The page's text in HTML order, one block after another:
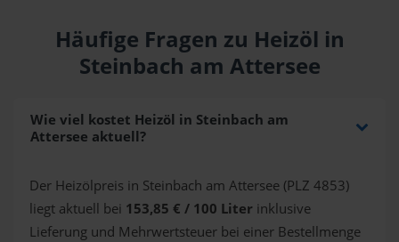
Häufige Fragen zu Heizöl in
Steinbach am Attersee
Wie viel kostet Heizöl in Steinbach am
Attersee aktuell?
Der Heizölpreis in Steinbach am Attersee (PLZ 4853)
liegt aktuell bei 153,85 € / 100 Liter inklusive
Lieferung und Mehrwertsteuer bei einer Bestellmenge